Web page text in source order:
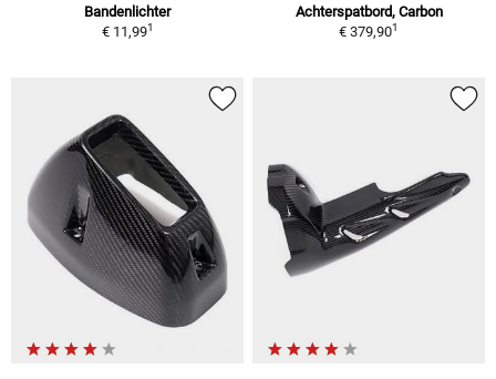
Bandenlichter
€ 11,991
Achterspatbord, Carbon
€ 379,901